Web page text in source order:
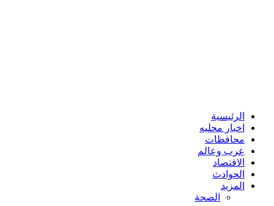
الرئيسية
اخبار محليه
محافظات
عرب وعالم
الاقتصاد
الحوادث
المزيد
الصحة